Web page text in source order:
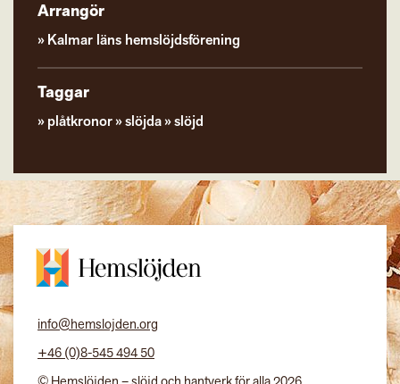
Arrangör
Kalmar läns hemslöjdsförening
Taggar
plåtkronor slöjda slöjd
info@hemslojden.org
+46 (0)8-545 494 50